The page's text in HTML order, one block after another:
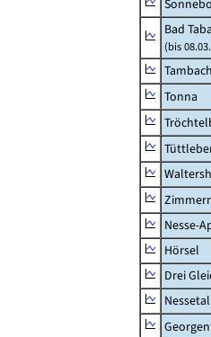
Bad
(bis
Tonna
Nesse-
Hörsel
Drei
Nessetal